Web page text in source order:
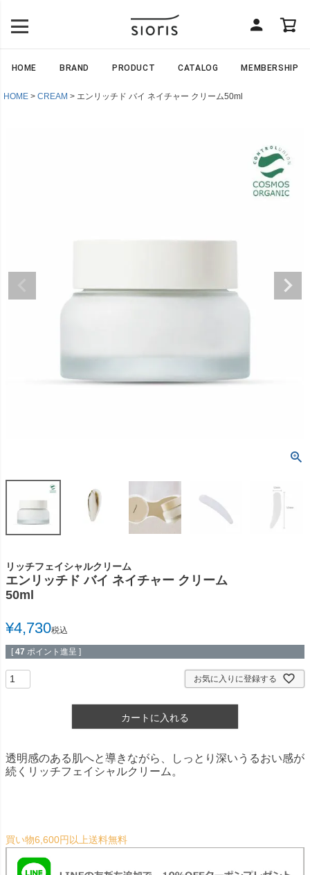
HOME BRAND PRODUCT CATALOG MEMBERSHIP
HOME CREAM エンリッチド バイ ネイチャー クリーム50ml
リッチフェイシャルクリーム
エンリッチド バイ ネイチャー クリーム
50ml
¥4,730税込
[ 47 ポイント進呈 ]
お気に入りに登録する
カートに入れる
透明感のある肌へと導きながら、しっとり深いうるおい感が
続くリッチフェイシャルクリーム。
買い物6,600円以上送料無料